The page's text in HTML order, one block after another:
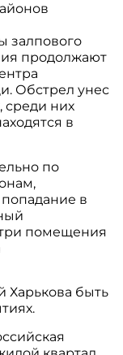
залпового
продолжают
Обстрел унес
среди них
в
по
в
помещения
Харькова быть